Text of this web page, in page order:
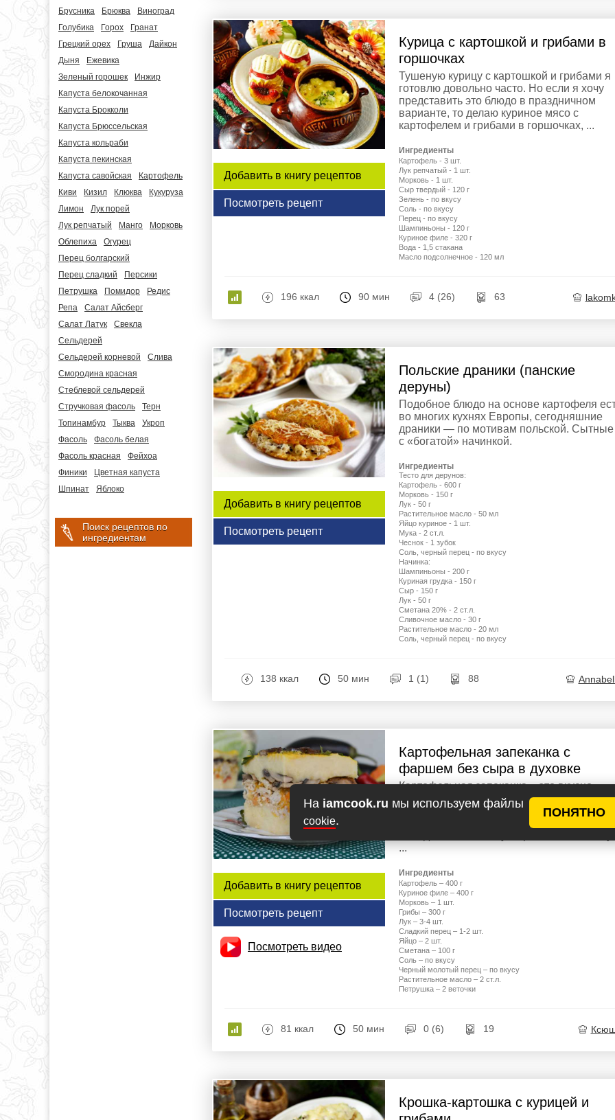
На iamcook.ru мы используем файлы
cookie.
ПОНЯТНО
Брусника
Брюква
Виноград
Голубика
Горох
Гранат
Грецкий орех
Груша
Дайкон
Дыня
Ежевика
Зеленый горошек
Инжир
Капуста белокочанная
Капуста Брокколи
Капуста Брюссельская
Капуста кольраби
Капуста пекинская
Капуста савойская
Картофель
Киви
Кизил Клюква
Кукуруза
Лимон
Лук порей
Лук репчатый
Манго
Морковь
Облепиха
Огурец
Перец болгарский
Перец сладкий
Персики
Петрушка
Помидор
Редис
Репа
Салат Айсберг
Салат Латук
Свекла
Сельдерей
Сельдерей корневой
Слива
Смородина красная
Стеблевой сельдерей
Стручковая фасоль
Терн
Топинамбур
Тыква
Укроп
Фасоль
Фасоль белая
Фасоль красная
Фейхоа
Финики
Цветная капуста
Шпинат
Яблоко
Поиск рецептов по
ингредиентам
Добавить в книгу рецептов
Посмотреть рецепт
Курица с картошкой и грибами в
горшочках
Тушеную курицу с картошкой и грибами я
готовлю довольно часто. Но если я хочу
представить это блюдо в праздничном
варианте, то делаю куриное мясо с
картофелем и грибами в горшочках, ...
Ингредиенты
Картофель - 3 шт.
Лук репчатый - 1 шт.
Морковь - 1 шт.
Сыр твердый - 120 г
Зелень - по вкусу
Соль - по вкусу
Перец - по вкусу
Шампиньоны - 120 г
Куриное филе - 320 г
Вода - 1,5 стакана
Масло подсолнечное - 120 мл
196 ккал 90 мин 4 (26) 63
Добавить в книгу рецептов
Посмотреть рецепт
Польские драники (панские
деруны)
Подобное блюдо на основе картофеля
во многих кухнях Европы, сегодняшние
драники — по мотивам польской.
с «богатой» начинкой.
Ингредиенты
Тесто для дерунов:
Картофель - 600 г
Морковь - 150 г
Лук - 50 г
Растительное масло - 50 мл
Яйцо куриное - 1 шт.
Мука - 2 ст.л.
Чеснок - 1 зубок
Соль, черный перец - по вкусу
Начинка:
Шампиньоны - 200 г
Куриная грудка - 150 г
Сыр - 150 г
Лук - 50 г
Сметана 20% - 2 ст.л.
Сливочное масло - 30 г
Растительное масло - 20 мл
Соль, черный перец - по вкусу
138 ккал 50 мин 1 (1) 88
Добавить в книгу рецептов
Посмотреть рецепт
Посмотреть видео
Картофельная запеканка с
фаршем без сыра в духовке
Картофельная запеканка – это вкусно,
сытно и экономично. Картофельное пюре
нежное, грибы ароматные, мясо с
сочное... мм.м.. вкуснота! И на все это
...
Ингредиенты
Картофель – 400 г
Куриное филе – 400 г
Морковь – 1 шт.
Грибы – 300 г
Лук – 3-4 шт.
Сладкий перец – 1-2 шт.
Яйцо – 2 шт.
Сметана – 100 г
Соль – по вкусу
Черный молотый перец – по вкусу
Растительное масло – 2 ст.л.
Петрушка – 2 веточки
81 ккал 50 мин 0 (6) 19
Крошка-картошка с курицей и